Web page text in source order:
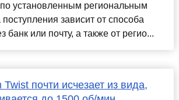
установленным региональным
зависит от способа
банк или почту, а также от регио...
почти исчезает из вида,